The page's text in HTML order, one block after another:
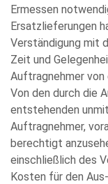
Ermessen
Ersatzlieferungen
Verständigung mit
Zeit und
Auftragnehmer
Von den durch die
entstehenden
Auftragnehmer,
berechtigt
einschließlich des
Kosten für den